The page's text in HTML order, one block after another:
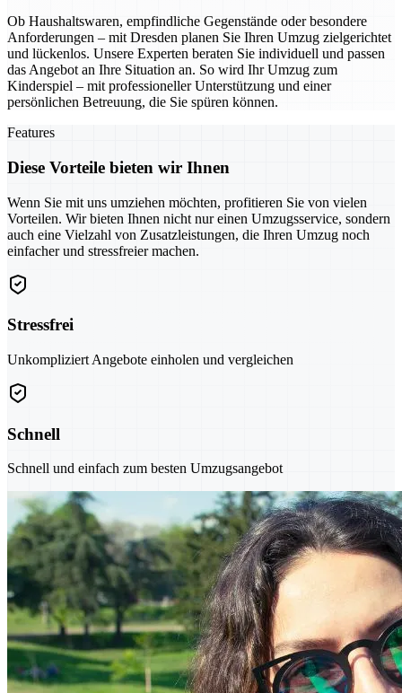
Ob Haushaltswaren, empfindliche Gegenstände oder besondere
Anforderungen – mit Dresden planen Sie Ihren Umzug zielgerichtet
und lückenlos. Unsere Experten beraten Sie individuell und passen
das Angebot an Ihre Situation an. So wird Ihr Umzug zum
Kinderspiel – mit professioneller Unterstützung und einer
persönlichen Betreuung, die Sie spüren können.
Features
Diese Vorteile bieten wir Ihnen
Wenn Sie mit uns umziehen möchten, profitieren Sie von vielen
Vorteilen. Wir bieten Ihnen nicht nur einen Umzugsservice, sondern
auch eine Vielzahl von Zusatzleistungen, die Ihren Umzug noch
einfacher und stressfreier machen.
Stressfrei
Unkompliziert Angebote einholen und vergleichen
Schnell
Schnell und einfach zum besten Umzugsangebot